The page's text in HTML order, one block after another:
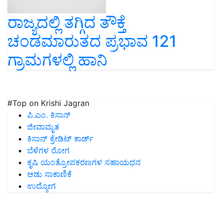
ರಾಜ್ಯದಲ್ಲಿ ತಗ್ಗಿದ ತೌಕ್ತೆ
ಚಂಡಮಾರುತದ ಪ್ರಭಾವ 121
ಗ್ರಾಮಗಳಲ್ಲಿ ಹಾನಿ
ಪಿ.ಎಂ. ಕಿಸಾನ್
ಜೀವಾಮೃತ
ಕಿಸಾನ್ ಕ್ರೇಡಿಟ್ ಕಾರ್ಡ್
ಬೆಳೆಗಳ ರೋಗ
ಕೃಷಿ ಯಂತ್ರೋಪಕರಣಗಳ ಸಹಾಯಧನ
ಆಡು ಸಾಕಾಣಿಕೆ
ಉದ್ಯೋಗ